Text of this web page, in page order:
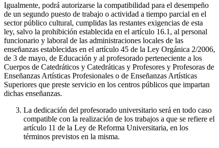
Igualmente, podrá autorizarse la compatibilidad para el desempeño
de un segundo puesto de trabajo o actividad a tiempo parcial en el
sector público cultural, cumplidas las restantes exigencias de esta
ley, salvo la prohibición establecida en el artículo 16.1, al personal
funcionario y laboral de las administraciones locales de las
enseñanzas establecidas en el artículo 45 de la Ley Orgánica 2/2006,
de 3 de mayo, de Educación y al profesorado perteneciente a los
Cuerpos de Catedráticos y Catedráticas y Profesores y Profesoras de
Enseñanzas Artísticas Profesionales o de Enseñanzas Artísticas
Superiores que preste servicio en los centros públicos que impartan
dichas enseñanzas.
La dedicación del profesorado universitario será en todo caso
compatible con la realización de los trabajos a que se refiere el
artículo 11 de la Ley de Reforma Universitaria, en los
términos previstos en la misma.